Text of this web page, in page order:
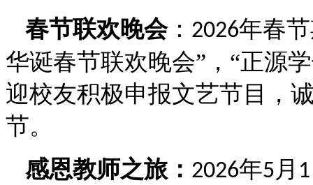
春节联欢晚会： 2026年春
华诞春节联欢晚会”，“正源
迎校友积极申报文艺节目，
节。
感恩教师之旅： 2026年5月 1